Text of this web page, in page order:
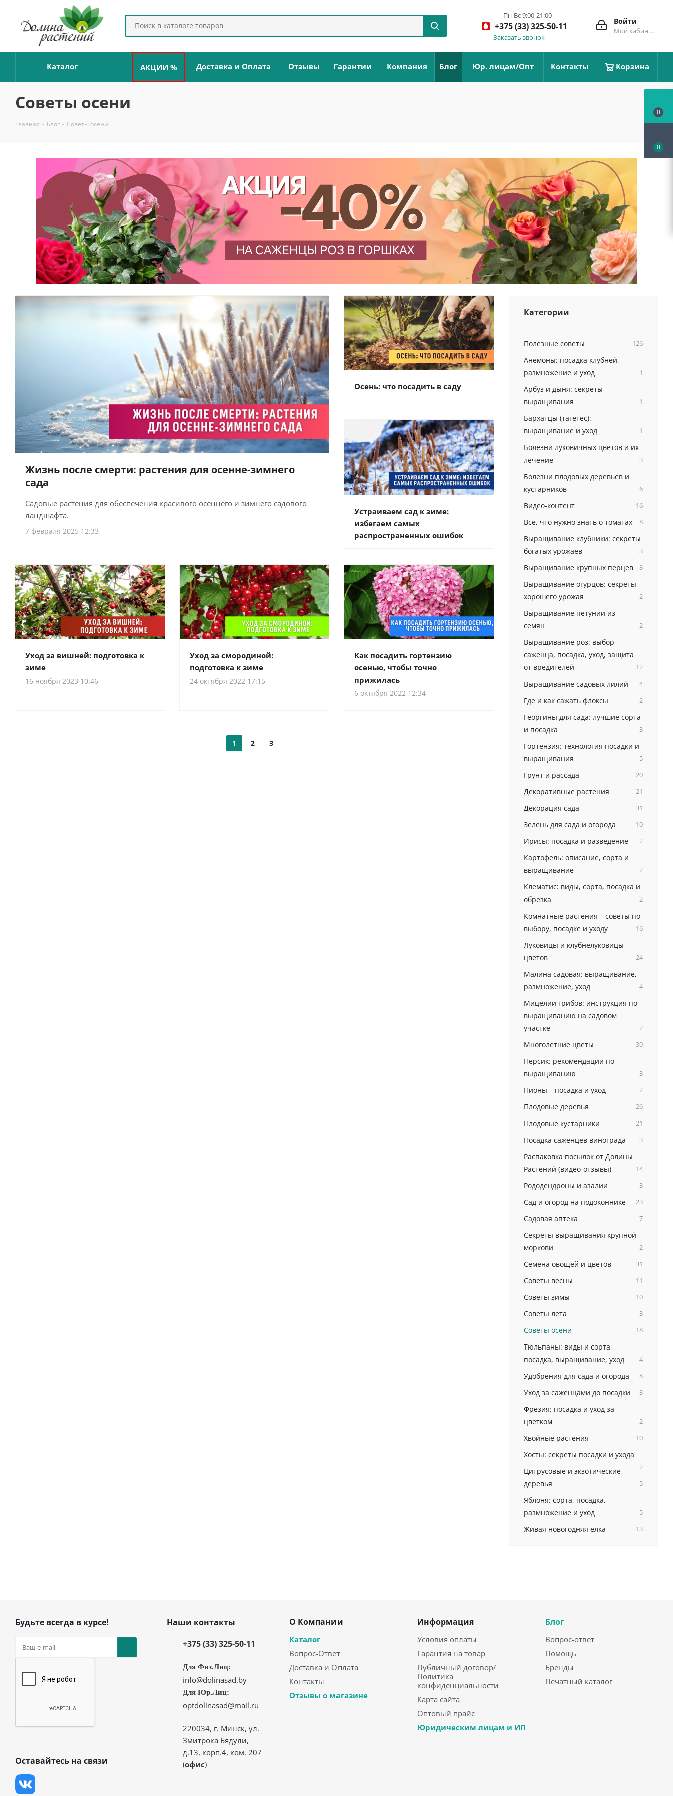
Войти
Мой кабинет
Пн-Вс 9:00-21:00
+375 (33) 325-50-11
Заказать звонок
Каталог АКЦИИ % Доставка и Оплата Отзывы Гарантии Компания Блог Юр. лицам/Опт Контакты Корзина
Советы осени
Главная - Блог - Советы осени
Жизнь после смерти: растения для осенне-зимнего
сада
Садовые растения для обеспечения красивого осеннего и зимнего садового
ландшафта.
7 февраля 2025 12:33
Осень: что посадить в саду
Устраиваем сад к зиме:
избегаем самых
распространенных ошибок
Уход за вишней: подготовка к
зиме
16 ноября 2023 10:46
Уход за смородиной:
подготовка к зиме
24 октября 2022 17:15
Как посадить гортензию
осенью, чтобы точно
прижилась
6 октября 2022 12:34
1 2 3
Категории
Полезные советы 126
Анемоны: посадка клубней,
размножение и уход
1
Арбуз и дыня: секреты
выращивания
1
Бархатцы (тагетес):
выращивание и уход
1
Болезни луковичных цветов и их
лечение
3
Болезни плодовых деревьев и
кустарников
6
Видео-контент 16
Все, что нужно знать о томатах 8
Выращивание клубники: секреты
богатых урожаев
3
Выращивание крупных перцев 3
Выращивание огурцов: секреты
хорошего урожая
2
Выращивание петунии из
семян
2
Выращивание роз: выбор
саженца, посадка, уход, защита
от вредителей
12
Выращивание садовых лилий 4
Где и как сажать флоксы 2
Георгины для сада: лучшие сорта
и посадка
3
Гортензия: технология посадки и
выращивания
5
Грунт и рассада 20
Декоративные растения 21
Декорация сада 31
Зелень для сада и огорода 10
Ирисы: посадка и разведение 2
Картофель: описание, сорта и
выращивание
2
Клематис: виды, сорта, посадка и
обрезка
2
Комнатные растения – советы по
выбору, посадке и уходу
16
Луковицы и клубнелуковицы
цветов
24
Малина садовая: выращивание,
размножение, уход
4
Мицелии грибов: инструкция по
выращиванию на садовом
участке
2
Многолетние цветы 30
Персик: рекомендации по
выращиванию
3
Пионы – посадка и уход 2
Плодовые деревья 26
Плодовые кустарники 21
Посадка саженцев винограда 3
Распаковка посылок от Долины
Растений (видео-отзывы)
14
Рододендроны и азалии 3
Сад и огород на подоконнике 23
Садовая аптека 7
Секреты выращивания крупной
моркови
2
Семена овощей и цветов 31
Советы весны 11
Советы зимы 10
Советы лета 3
Советы осени 18
Тюльпаны: виды и сорта,
посадка, выращивание, уход
4
Удобрения для сада и огорода 8
Уход за саженцами до посадки 3
Фрезия: посадка и уход за
цветком
2
Хвойные растения 10
Хосты: секреты посадки и ухода
2
Цитрусовые и экзотические
деревья
5
Яблоня: сорта, посадка,
размножение и уход
5
Живая новогодняя елка 13
Будьте всегда в курсе!
Оставайтесь на связи
Наши контакты
+375 (33) 325-50-11
Для Физ.Лиц:
info@dolinasad.by
Для Юр.Лиц:
optdolinasad@mail.ru
220034, г. Минск, ул.
Змитрока Бядули,
д.13, корп.4, ком. 207
(офис)
О Компании
Каталог
Вопрос-Ответ
Доставка и Оплата
Контакты
Отзывы о магазине
Информация
Условия оплаты
Гарантия на товар
Публичный договор/
Политика
конфиденциальности
Карта сайта
Оптовый прайс
Юридическим лицам и ИП
Блог
Вопрос-ответ
Помощь
Бренды
Печатный каталог
0
0